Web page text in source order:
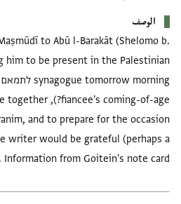
الوصف
to Abū l-Barakāt (Shelomo b.
him to be present in the Palestinian
house together
and to prepare for the occasion
writer would be grateful (perhaps a
Information from Goitein's note card.